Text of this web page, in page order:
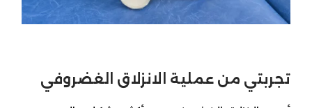
تجربتي من عملية الانزلاق الغضروفي